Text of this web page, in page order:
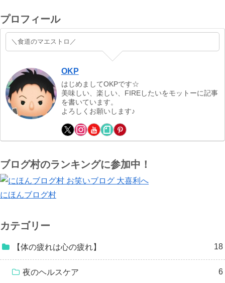
プロフィール
＼食道のマエストロ／
OKP
はじめましてOKPです☆
美味しい、楽しい、FIREしたいをモットーに記事
を書いています。
よろしくお願いします♪
ブログ村のランキングに参加中！
にほんブログ村
カテゴリー
【体の疲れは心の疲れ】 18
夜のヘルスケア 6